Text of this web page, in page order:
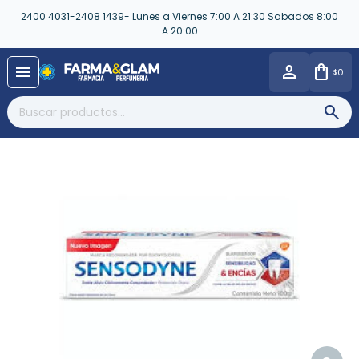
2400 4031-2408 1439- Lunes a Viernes 7:00 A 21:30 Sabados 8:00
A 20:00
menu $0